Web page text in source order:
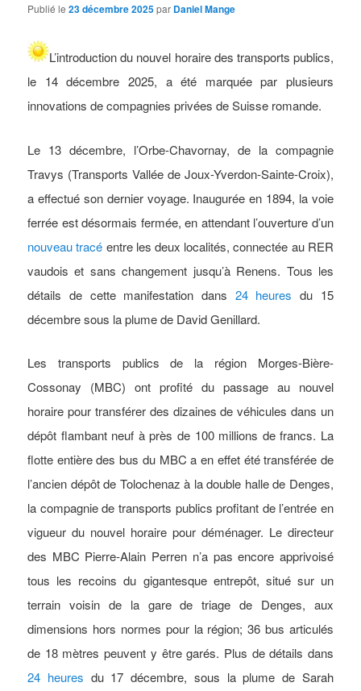
Publié le23 décembre 2025par Daniel Mange
L’introduction du nouvel horaire des transports publics,
le 14 décembre 2025, a été marquée par plusieurs
innovations de compagnies privées de Suisse romande.
Le 13 décembre, l’Orbe-Chavornay, de la compagnie
Travys (Transports Vallée de Joux-Yverdon-Sainte-Croix),
a effectué son dernier voyage. Inaugurée en 1894, la voie
ferrée est désormais fermée, en attendant l’ouverture d’un
nouveau tracé entre les deux localités, connectée au RER
vaudois et sans changement jusqu’à Renens. Tous les
détails de cette manifestation dans 24 heures du 15
décembre sous la plume de David Genillard.
Les transports publics de la région Morges-Bière-
Cossonay (MBC) ont profité du passage au nouvel
horaire pour transférer des dizaines de véhicules dans un
dépôt flambant neuf à près de 100 millions de francs. La
flotte entière des bus du MBC a en effet été transférée de
l’ancien dépôt de Tolochenaz à la double halle de Denges,
la compagnie de transports publics profitant de l’entrée en
vigueur du nouvel horaire pour déménager. Le directeur
des MBC Pierre-Alain Perren n’a pas encore apprivoisé
tous les recoins du gigantesque entrepôt, situé sur un
terrain voisin de la gare de triage de Denges, aux
dimensions hors normes pour la région; 36 bus articulés
de 18 mètres peuvent y être garés. Plus de détails dans
24 heures du 17 décembre, sous la plume de Sarah